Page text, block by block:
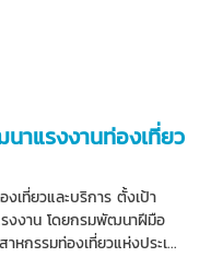
าแรงงานท่องเที่ยว
เที่ยวและบริการ ตั้งเป้า
งงาน โดยกรมพัฒนาฝีมือ
กรรมท่องเที่ยวแห่งประเ...